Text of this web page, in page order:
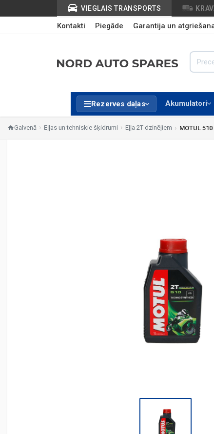
VIEGLAIS TRANSPORTS
Kontakti Piegāde Garantija un
Rezerves daļas Akumulatori
Galvenā Eļļas un tehniskie šķidrumi Eļļa 2T dzinējiem MOTUL